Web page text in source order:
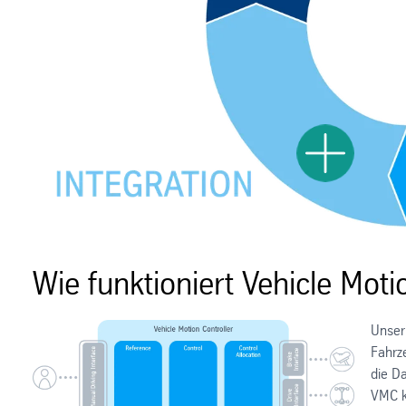
Toggle
Wie funktioniert Vehicle
die
VMC